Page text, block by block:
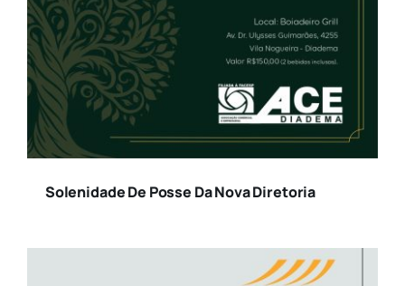
Solenidade De Posse Da Nova Diretoria